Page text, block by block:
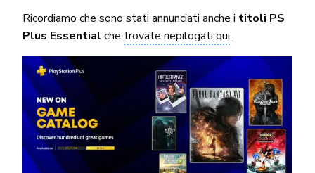
Ricordiamo che sono stati annunciati anche i titoli PS
Plus Essential che trovate riepilogati qui.